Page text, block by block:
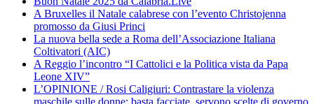
A Bruxelles il Natale calabrese con l’evento Christojenna
promosso da Giusi Princi
La nuova bella sede a Roma dell’Associazione Italiana
Coltivatori (AIC)
A Reggio l’incontro “I Cattolici e la Politica vista da Papa
Leone XIV”
L’OPINIONE / Rosi Caligiuri: Contrastare la violenza
maschile sulle donne: basta facciate, servono scelte di governo